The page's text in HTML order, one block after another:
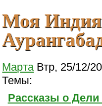
Моя
Марта Втр, 25/12/
Темы:
Рассказы о Дели